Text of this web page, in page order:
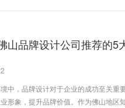
山品牌设计公司推荐的5
中，品牌设计对于企业的成功至关重
形象，提升品牌价值。作为佛山地区